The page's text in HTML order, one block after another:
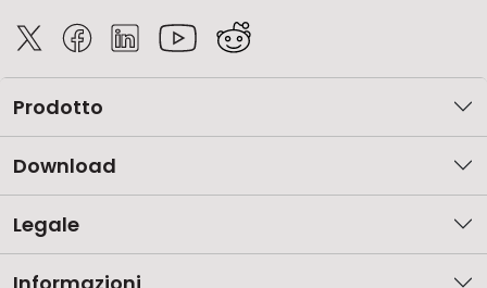
Prodotto
Download
Legale